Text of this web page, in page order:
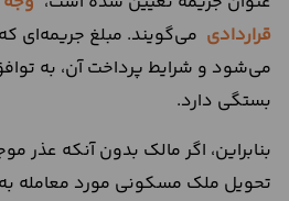
قراردادی می‌گویند. مبلغ جریمه‌ای
می‌شود و شرایط پرداخت آن، به
بستگی دارد.
بنابراین، اگر مالک بدون آنکه عذر
تحویل ملک مسکونی مورد معامله به